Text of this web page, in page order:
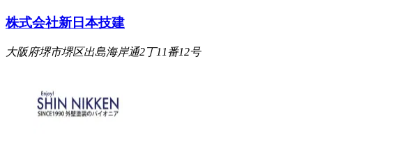
株式会社新日本技建
大阪府堺市堺区出島海岸通2丁11番12号